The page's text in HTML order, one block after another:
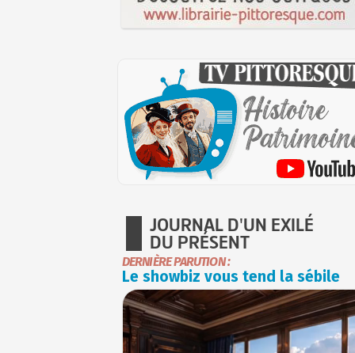
JOURNAL D'UN EXILÉ
DU PRÉSENT
DERNIÈRE PARUTION :
Le showbiz vous tend la sébile